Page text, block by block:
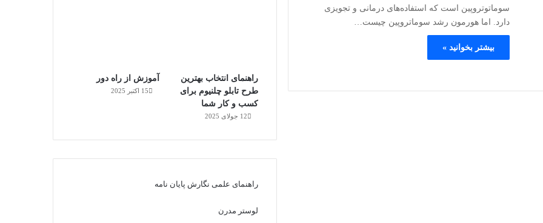
سوماتوتروپین است که استفاده‌های درمانی و تجویزی
دارد. اما هورمون رشد سوماتروپین چیست…
بیشتر بخوانید »
آموزش از راه دور
15 اکتبر 2025
راهنمای انتخاب بهترین
طرح تابلو چلنیوم برای
کسب و کار شما
12 جولای 2025
راهنمای علمی نگارش پایان نامه
لوستر مدرن